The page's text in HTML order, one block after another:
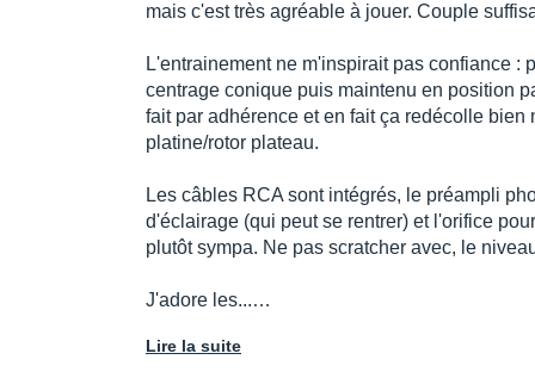
mais c'est très agréable à jouer. Couple
L'entrainement ne m'inspirait pas confiance :
centrage conique puis maintenu en position
fait par adhérence et en fait ça redécolle
platine/rotor plateau.
Les câbles RCA sont intégrés, le préampli
d'éclairage (qui peut se rentrer) et l'orifice
plutôt sympa. Ne pas scratcher avec, le
J'adore les...…
Lire la suite